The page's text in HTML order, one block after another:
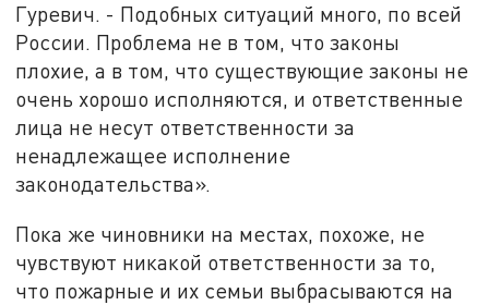
Гуревич. - Подобных ситуаций много, по всей
России. Проблема не в том, что законы
плохие, а в том, что существующие законы не
очень хорошо исполняются, и ответственные
лица не несут ответственности за
ненадлежащее исполнение
законодательства».
Пока же чиновники на местах, похоже, не
чувствуют никакой ответственности за то,
что пожарные и их семьи выбрасываются на